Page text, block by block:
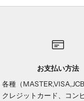
お支払い方法
各種（
クレジットカード、コン